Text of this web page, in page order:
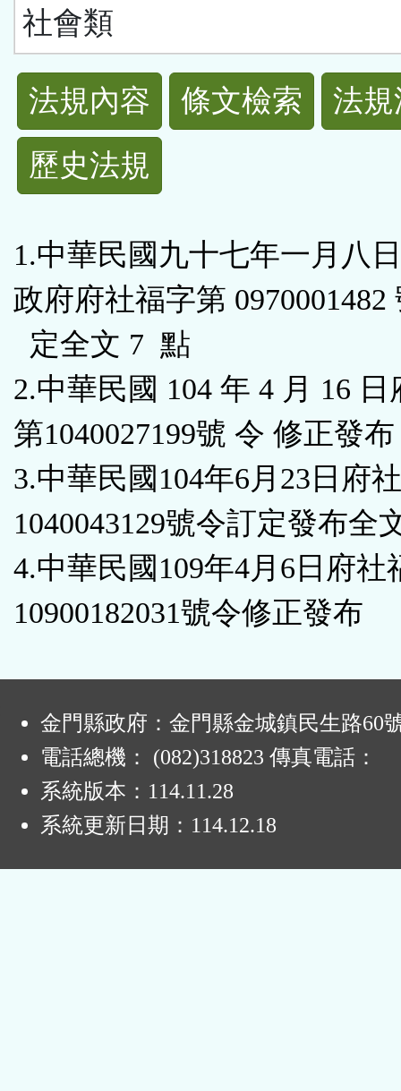
社會類
法
規
功
按
鈕
區
法規內容 條文檢索
法
歷史法規
1.中華民國九十七年一月八
政府府社福字第 0970001482
定全文 7 點
2.中華民國 104 年 4 月 16
第1040027199號 令 修正發布
3.中華民國104年6月23日府
1040043129號令訂定發布全
4.中華民國109年4月6日府社
10900182031號令修正發布
金門縣政府：金門縣金城鎮民生路60
電話總機： (082)318823 傳真電話：
系統版本： 114.11.28
系統更新日期： 114.12.18